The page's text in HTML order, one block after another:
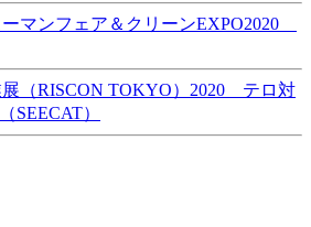
マンフェア＆クリーンEXPO2020
（RISCON TOKYO）2020 テロ対
SEECAT）